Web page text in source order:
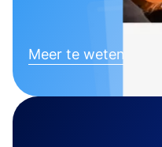
Meer te weten